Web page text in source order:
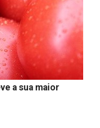
a sua maior